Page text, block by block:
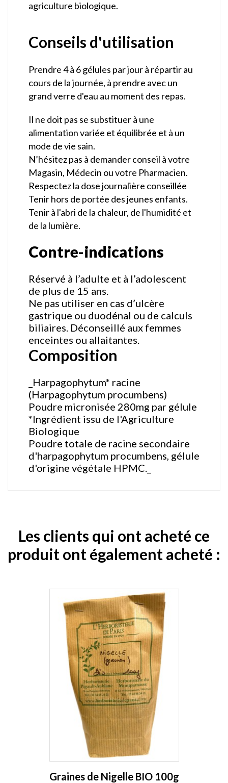
agriculture biologique.
Conseils d'utilisation
Prendre 4 à 6 gélules par jour à répartir au
cours de la journée, à prendre avec un
grand verre d'eau au moment des repas.
Il ne doit pas se substituer à une
alimentation variée et équilibrée et à un
mode de vie sain.
N’hésitez pas à demander conseil à votre
Magasin, Médecin ou votre Pharmacien.
Respectez la dose journalière conseillée
Tenir hors de portée des jeunes enfants.
Tenir à l'abri de la chaleur, de l'humidité et
de la lumière.
Contre-indications
Réservé à l’adulte et à l’adolescent
de plus de 15 ans.
Ne pas utiliser en cas d’ulcère
gastrique ou duodénal ou de calculs
biliaires. Déconseillé aux femmes
enceintes ou allaitantes.
Composition
_Harpagophytum* racine
(Harpagophytum procumbens)
Poudre micronisée 280mg par gélule
*Ingrédient issu de l'Agriculture
Biologique
Poudre totale de racine secondaire
d'harpagophytum procumbens, gélule
d'origine végétale HPMC._
Les clients qui ont acheté ce
produit ont également acheté :
Graines de Nigelle BIO 100g